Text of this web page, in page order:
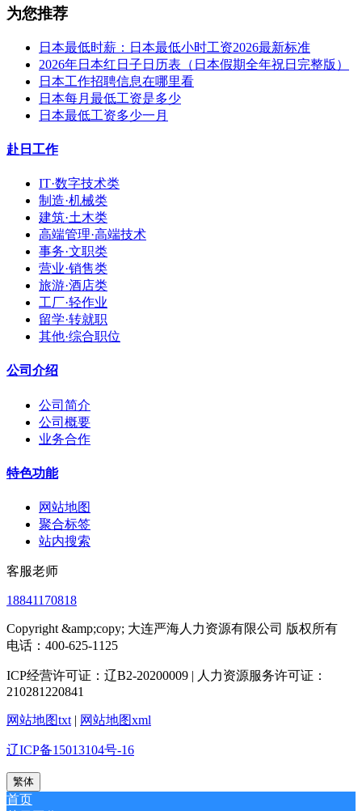
为您推荐
日本最低时薪：日本最低小时工资2026最新标准
2026年日本红日子日历表（日本假期全年祝日完整版）
日本工作招聘信息在哪里看
日本每月最低工资是多少
日本最低工资多少一月
赴日工作
IT·数字技术类
制造·机械类
建筑·土木类
高端管理·高端技术
事务·文职类
营业·销售类
旅游·酒店类
工厂·轻作业
留学·转就职
其他·综合职位
公司介绍
公司简介
公司概要
业务合作
特色功能
网站地图
聚合标签
站内搜索
客服老师
18841170818
Copyright &amp;copy; 大连严海人力资源有限公司 版权所有
电话：400-625-1125
ICP经营许可证：辽B2-20200009 | 人力资源服务许可证：
210281220841
网站地图txt | 网站地图xml
辽ICP备15013104号-16
繁体
首页